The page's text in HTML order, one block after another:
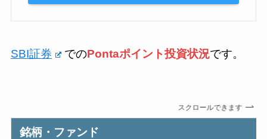
SBI証券 でのPontaポイント投資状況です。
スクロールできます
銘柄・ファンド